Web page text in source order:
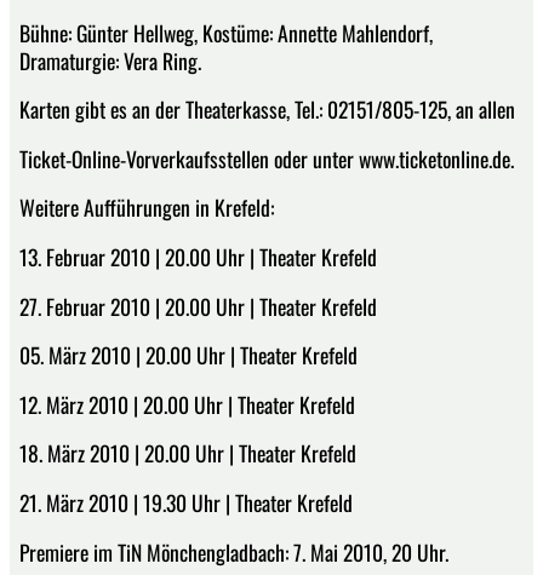
Bühne: Günter Hellweg, Kostüme: Annette Mahlendorf,
Dramaturgie: Vera Ring.
Karten gibt es an der Theaterkasse, Tel.: 02151/805-125, an allen
Ticket-Online-Vorverkaufsstellen oder unter www.ticketonline.de.
Weitere Aufführungen in Krefeld:
13. Februar 2010 | 20.00 Uhr | Theater Krefeld
27. Februar 2010 | 20.00 Uhr | Theater Krefeld
05. März 2010 | 20.00 Uhr | Theater Krefeld
12. März 2010 | 20.00 Uhr | Theater Krefeld
18. März 2010 | 20.00 Uhr | Theater Krefeld
21. März 2010 | 19.30 Uhr | Theater Krefeld
Premiere im TiN Mönchengladbach: 7. Mai 2010, 20 Uhr.